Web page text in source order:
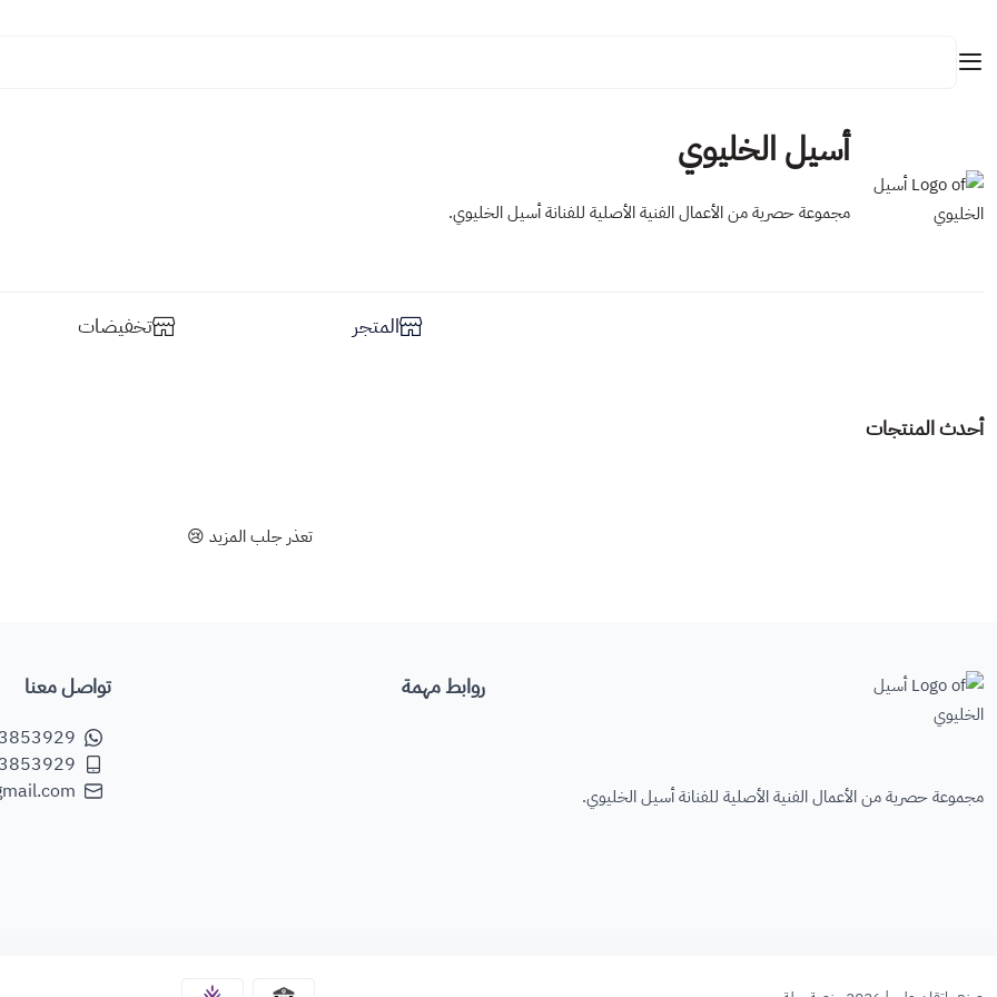
أسيل الخليوي
مجموعة حصرية من الأعمال الفنية الأصلية للفنانة أسيل الخليوي.
المتجر تخفيضات
أحدث المنتجات
تعذر جلب المزيد 😢
مجموعة حصرية من الأعمال الفنية الأصلية للفنانة أسيل الخليوي.
روابط مهمة تواصل معنا
أعمال أصلية